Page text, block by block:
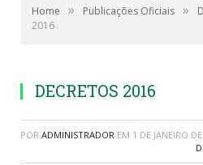
Home » Publicações Oficiais »
2016
DECRETOS 2016
POR ADMINISTRADOR EM 1 DE JANEIRO